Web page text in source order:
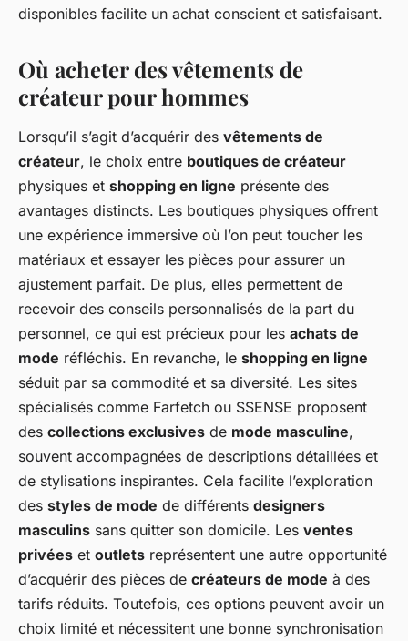
disponibles facilite un achat conscient et satisfaisant.
Où acheter des vêtements de
créateur pour hommes
Lorsqu’il s’agit d’acquérir des vêtements de
créateur, le choix entre boutiques de créateur
physiques et shopping en ligne présente des
avantages distincts. Les boutiques physiques offrent
une expérience immersive où l’on peut toucher les
matériaux et essayer les pièces pour assurer un
ajustement parfait. De plus, elles permettent de
recevoir des conseils personnalisés de la part du
personnel, ce qui est précieux pour les achats de
mode réfléchis. En revanche, le shopping en ligne
séduit par sa commodité et sa diversité. Les sites
spécialisés comme Farfetch ou SSENSE proposent
des collections exclusives de mode masculine,
souvent accompagnées de descriptions détaillées et
de stylisations inspirantes. Cela facilite l’exploration
des styles de mode de différents designers
masculins sans quitter son domicile. Les ventes
privées et outlets représentent une autre opportunité
d’acquérir des pièces de créateurs de mode à des
tarifs réduits. Toutefois, ces options peuvent avoir un
choix limité et nécessitent une bonne synchronisation